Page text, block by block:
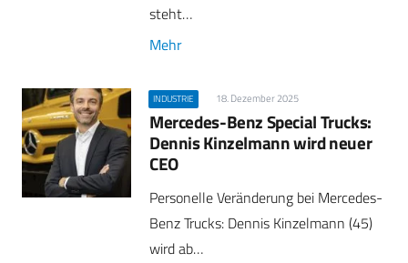
steht…
Mehr
INDUSTRIE 18. Dezember 2025
Mercedes-Benz Special Trucks:
Dennis Kinzelmann wird neuer
CEO
Personelle Veränderung bei Mercedes-
Benz Trucks: Dennis Kinzelmann (45)
wird ab…